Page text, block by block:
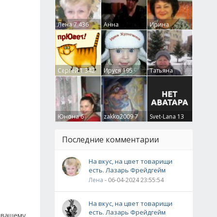
Лена7 436
Анна
Гумлевая0
Ирина
Бруцкая41
Сергей1 342 Ируся195
Татьяна
Крючкова0
Юнона6 zakko20097 Svet-Lana 13
Последние комментарии
На вкус, на цвет товарищи
есть. Лазарь Фрейдгейм
Лена - 06-04-2024 23:55:54
На вкус, на цвет товарищи
есть. Лазарь Фрейдгейм